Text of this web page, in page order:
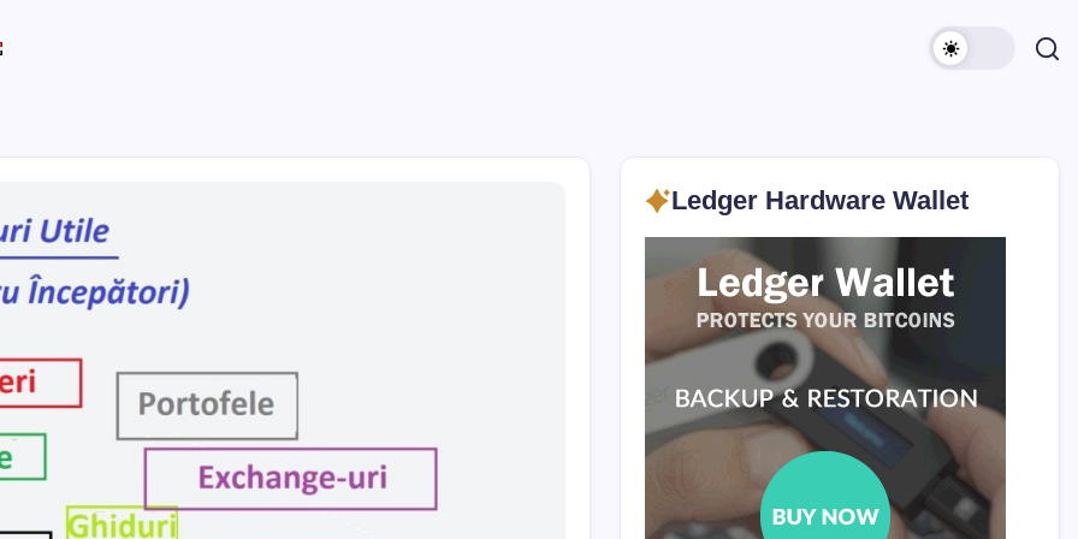
Ledger Hardware Wallet